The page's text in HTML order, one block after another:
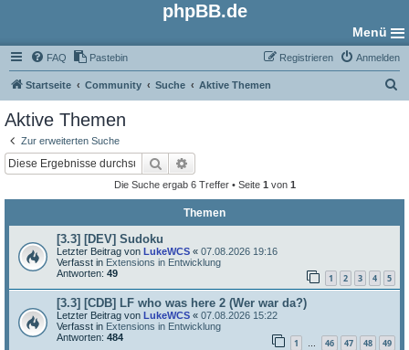
phpBB.de
Menü
FAQ Pastebin Anmelden
Registrieren
Startseite Community Suche Aktive Themen
Aktive Themen
Zur erweiterten Suche
Suche
Die Suche ergab 6 Treffer • Seite 1 von 1
Themen
[3.3] [DEV] Sudoku
Letzter Beitrag von LukeWCS « 07.08.2026 19:16
Verfasst in Extensions in Entwicklung
Antworten: 49 1 2 3 4 5
[3.3] [CDB] LF who was here 2 (Wer war da?)
Letzter Beitrag von LukeWCS « 07.08.2026 15:22
Verfasst in Extensions in Entwicklung
Antworten: 484 1 … 46 47 48 49